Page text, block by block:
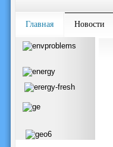
Главная Новости